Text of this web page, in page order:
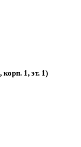
1, эт. 1)